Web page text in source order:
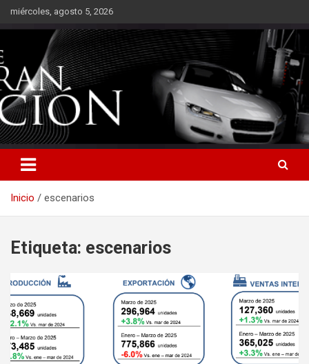
Saltarmiércoles, agosto 5, 2026
Inicio escenarios
Etiqueta: escenarios